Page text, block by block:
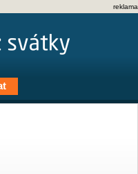
reklama